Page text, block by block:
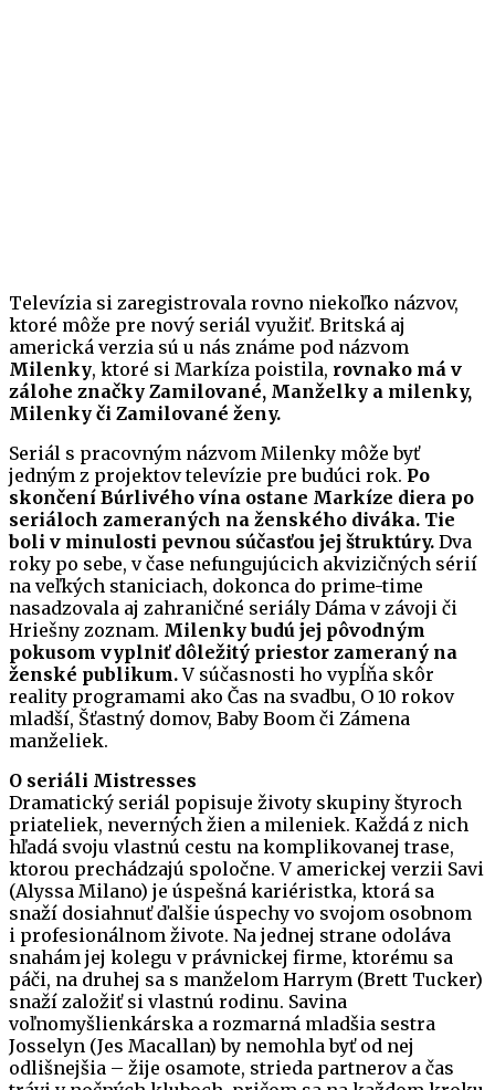
Televízia si zaregistrovala rovno niekoľko názvov,
ktoré môže pre nový seriál využiť. Britská aj
americká verzia sú u nás známe pod názvom
Milenky, ktoré si Markíza poistila, rovnako má v
zálohe značky Zamilované, Manželky a milenky,
Milenky či Zamilované ženy.
Seriál s pracovným názvom Milenky môže byť
jedným z projektov televízie pre budúci rok. Po
skončení Búrlivého vína ostane Markíze diera po
seriáloch zameraných na ženského diváka. Tie
boli v minulosti pevnou súčasťou jej štruktúry. Dva
roky po sebe, v čase nefungujúcich akvizičných sérií
na veľkých staniciach, dokonca do prime-time
nasadzovala aj zahraničné seriály Dáma v závoji či
Hriešny zoznam. Milenky budú jej pôvodným
pokusom vyplniť dôležitý priestor zameraný na
ženské publikum.V súčasnosti ho vypĺňa skôr
reality programami ako Čas na svadbu, O 10 rokov
mladší, Šťastný domov, Baby Boom či Zámena
manželiek.
O seriáli Mistresses
Dramatický seriál popisuje životy skupiny štyroch
priateliek, neverných žien a mileniek. Každá z nich
hľadá svoju vlastnú cestu na komplikovanej trase,
ktorou prechádzajú spoločne. V americkej verzii Savi
(Alyssa Milano) je úspešná kariéristka, ktorá sa
snaží dosiahnuť ďalšie úspechy vo svojom osobnom
i profesionálnom živote. Na jednej strane odoláva
snahám jej kolegu v právnickej firme, ktorému sa
páči, na druhej sa s manželom Harrym (Brett Tucker)
snaží založiť si vlastnú rodinu. Savina
voľnomyšlienkárska a rozmarná mladšia sestra
Josselyn (Jes Macallan) by nemohla byť od nej
odlišnejšia – žije osamote, strieda partnerov a čas